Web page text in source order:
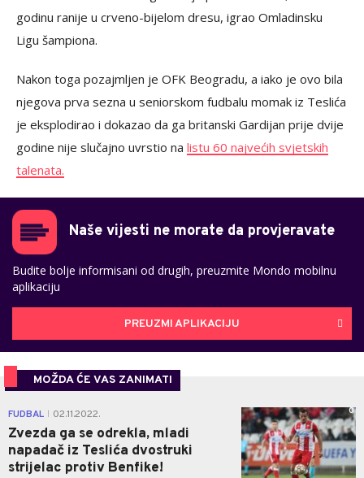
godinu ranije u crveno-bijelom dresu, igrao Omladinsku
Ligu šampiona.
Nakon toga pozajmljen je OFK Beogradu, a iako je ovo bila
njegova prva sezna u seniorskom fudbalu momak iz Teslića
je eksplodirao i dokazao da ga britanski Gardijan prije dvije
godine nije slučajno uvrstio na listu 60 najvećih svjetskih
talenata.
Naše vijesti ne morate da provjeravate
Budite bolje informisani od drugih, preuzmite Mondo mobilnu
aplikaciju
PREUZMI APLIKACIJU
MOŽDA ĆE VAS ZANIMATI
FUDBAL 02.11.2022.
Zvezda ga se odrekla, mladi
napadač iz Teslića dvostruki
strijelac protiv Benfike!
0